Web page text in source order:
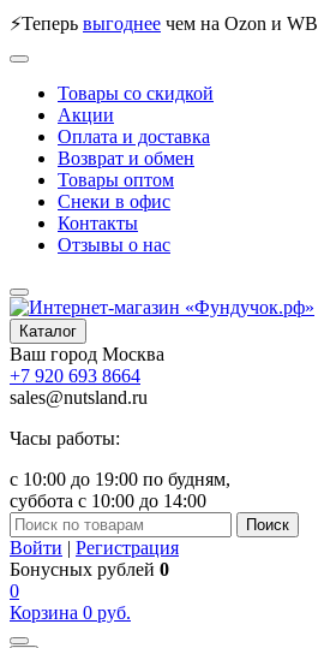
⚡Теперь выгоднее чем на Ozon и WB
Товары со скидкой
Акции
Оплата и доставка
Возврат и обмен
Товары оптом
Снеки в офис
Контакты
Отзывы о нас
Каталог
Ваш город Москва
+7 920 693 8664
sales@nutsland.ru
Часы работы:
с 10:00 до 19:00 по будням,
суббота с 10:00 до 14:00
Поиск
Войти | Регистрация
Бонусных рублей 0
0
Корзина 0 руб.